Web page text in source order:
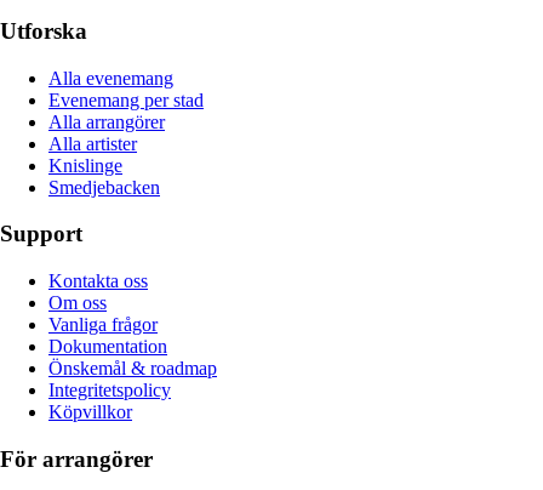
Utforska
Alla evenemang
Evenemang per stad
Alla arrangörer
Alla artister
Knislinge
Smedjebacken
Support
Kontakta oss
Om oss
Vanliga frågor
Dokumentation
Önskemål & roadmap
Integritetspolicy
Köpvillkor
För arrangörer